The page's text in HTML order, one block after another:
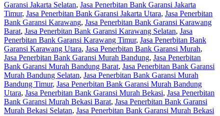
Garansi Jakarta Selatan, Jasa Penerbitan Bank Garansi Jakarta
Timur, Jasa Penerbitan Bank Garansi Jakarta Utara, Jasa Penerbitan
Bank Garansi Karawang, Jasa Penerbitan Bank Garansi Karawang
Barat, Jasa Penerbitan Bank Garansi Karawang Selatan, Jasa
Penerbitan Bank Garansi Karawang Timur, Jasa Penerbitan Bank
Garansi Karawang Utara, Jasa Penerbitan Bank Garansi Murah,
Jasa Penerbitan Bank Garansi Murah Bandung, Jasa Penerbitan
Bank Garansi Murah Bandung Barat, Jasa Penerbitan Bank Garansi
Murah Bandung Selatan, Jasa Penerbitan Bank Garansi Murah
Bandung Timur, Jasa Penerbitan Bank Garansi Murah Bandung
Utara, Jasa Penerbitan Bank Garansi Murah Bekasi, Jasa Penerbitan
Bank Garansi Murah Bekasi Barat, Jasa Penerbitan Bank Garansi
Murah Bekasi Selatan, Jasa Penerbitan Bank Garansi Murah Bekasi